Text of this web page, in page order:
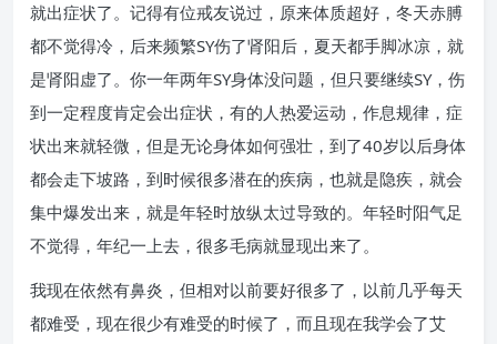
就出症状了。记得有位戒友说过，原来体质超好，冬天赤膊
都不觉得冷，后来频繁SY伤了肾阳后，夏天都手脚冰凉，就
是肾阳虚了。你一年两年SY身体没问题，但只要继续SY，伤
到一定程度肯定会出症状，有的人热爱运动，作息规律，症
状出来就轻微，但是无论身体如何强壮，到了40岁以后身体
都会走下坡路，到时候很多潜在的疾病，也就是隐疾，就会
集中爆发出来，就是年轻时放纵太过导致的。年轻时阳气足
不觉得，年纪一上去，很多毛病就显现出来了。
我现在依然有鼻炎，但相对以前要好很多了，以前几乎每天
都难受，现在很少有难受的时候了，而且现在我学会了艾